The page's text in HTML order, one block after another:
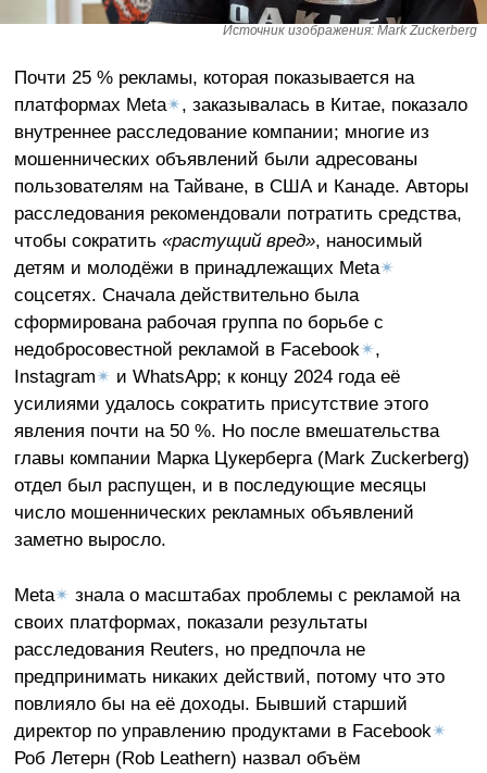
Источник изображения: Mark Zuckerberg
Почти 25 % рекламы, которая показывается на
платформах Meta✴, заказывалась в Китае, показало
внутреннее расследование компании; многие из
мошеннических объявлений были адресованы
пользователям на Тайване, в США и Канаде. Авторы
расследования рекомендовали потратить средства,
чтобы сократить «растущий вред», наносимый
детям и молодёжи в принадлежащих Meta✴
соцсетях. Сначала действительно была
сформирована рабочая группа по борьбе с
недобросовестной рекламой в Facebook✴,
Instagram✴ и WhatsApp; к концу 2024 года её
усилиями удалось сократить присутствие этого
явления почти на 50 %. Но после вмешательства
главы компании Марка Цукерберга (Mark Zuckerberg)
отдел был распущен, и в последующие месяцы
число мошеннических рекламных объявлений
заметно выросло.
Meta✴ знала о масштабах проблемы с рекламой на
своих платформах, показали результаты
расследования Reuters, но предпочла не
предпринимать никаких действий, потому что это
повлияло бы на её доходы. Бывший старший
директор по управлению продуктами в Facebook✴
Роб Летерн (Rob Leathern) назвал объём